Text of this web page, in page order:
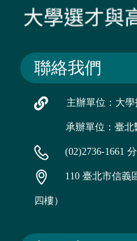
聯絡我們
主辦單位：大
承辦單位：臺北
(02)2736-1661
110 臺北市信義
四樓）